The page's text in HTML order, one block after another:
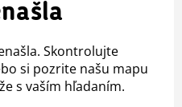
Skontrolujte
si pozrite našu mapu
s vaším hľadaním.